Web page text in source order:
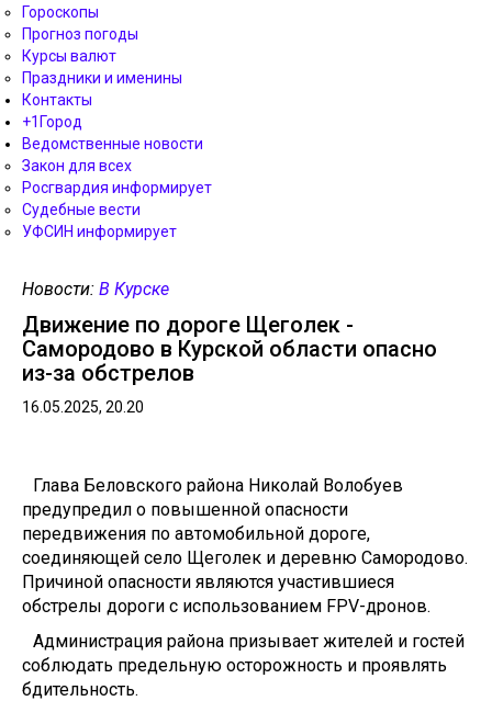
Гороскопы
Прогноз погоды
Курсы валют
Праздники и именины
Контакты
+1Город
Ведомственные новости
Закон для всех
Росгвардия информирует
Судебные вести
УФСИН информирует
Новости: В Курске
Движение по дороге Щеголек -
Самородово в Курской области опасно
из-за обстрелов
16.05.2025, 20.20
Глава Беловского района Николай Волобуев
предупредил о повышенной опасности
передвижения по автомобильной дороге,
соединяющей село Щеголек и деревню Самородово.
Причиной опасности являются участившиеся
обстрелы дороги с использованием FPV-дронов.
Администрация района призывает жителей и гостей
соблюдать предельную осторожность и проявлять
бдительность.